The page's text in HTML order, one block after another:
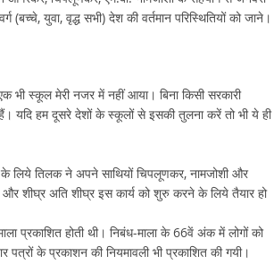
युवा, वृद्ध सभी) देश की वर्तमान परिस्थितियों को जाने।
भी स्कूल मेरी नजर में नहीं आया। बिना किसी सरकारी
यदि हम दूसरे देशों के स्कूलों से इसकी तुलना करें तो भी ये ही
के लिये तिलक ने अपने साथियों चिपलूणकर, नामजोशी और
शीघ्र अति शीघ्र इस कार्य को शुरु करने के लिये तैयार हो
प्रकाशित होती थी। निबंध-माला के 66वें अंक में लोगों को
पत्रों के प्रकाशन की नियमावली भी प्रकाशित की गयी।